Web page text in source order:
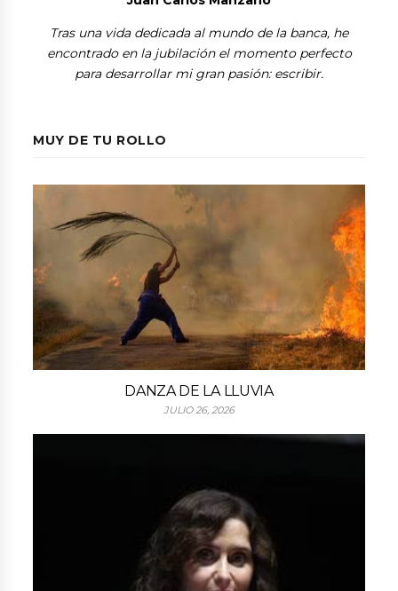
Tras una vida dedicada al mundo de la banca, he
encontrado en la jubilación el momento perfecto
para desarrollar mi gran pasión: escribir.
MUY DE TU ROLLO
DANZA DE LA LLUVIA
JULIO 26, 2026